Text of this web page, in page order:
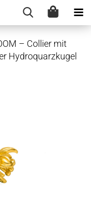
– Col­lier mit
Hy­dro­quarz­ku­gel